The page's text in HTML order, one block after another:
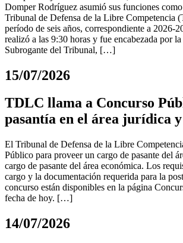
Domper Rodríguez asumió sus funciones
Tribunal de Defensa de la Libre Competencia
período de seis años, correspondiente a 2026-
realizó a las 9:30 horas y fue encabezada por la
Subrogante del Tribunal, […]
15/07/2026
TDLC llama a Concurso
pasantía en el área jurídica
El Tribunal de Defensa de la Libre
Público para proveer un cargo de pasante del
cargo de pasante del área económica. Los
cargo y la documentación requerida para la
concurso están disponibles en la página
fecha de hoy. […]
14/07/2026